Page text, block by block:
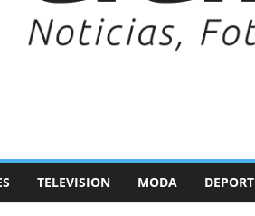
TELEVISION MODA